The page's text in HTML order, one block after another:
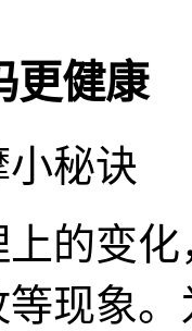
更健康
秘诀
的变
现象